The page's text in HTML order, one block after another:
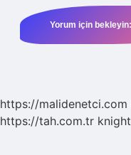
https://malidenetci.com
https://tah.com.tr